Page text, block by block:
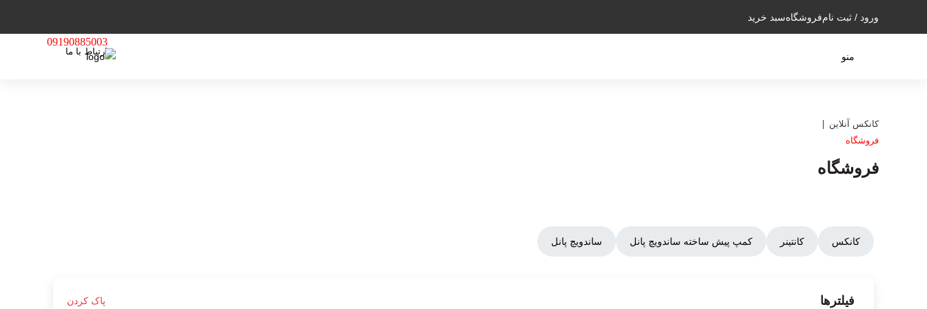
ورود / ثبت نامفروشگاهسبد خرید
09190885003
ارتباط با ما منو
کانکس آنلاین
فروشگاه
فروشگاه
کانکس کانتینر کمپ پیش ساخته ساندویچ پانل ساندویچ پانل
فیلترها پاک کردن